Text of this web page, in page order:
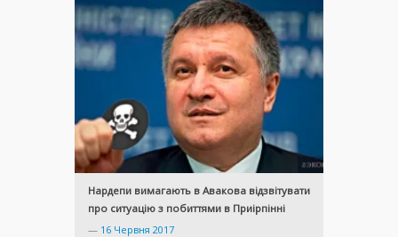
Нардепи вимагають в Авакова відзвітувати
про ситуацію з побиттями в Приірпінні
— 16 Червня 2017